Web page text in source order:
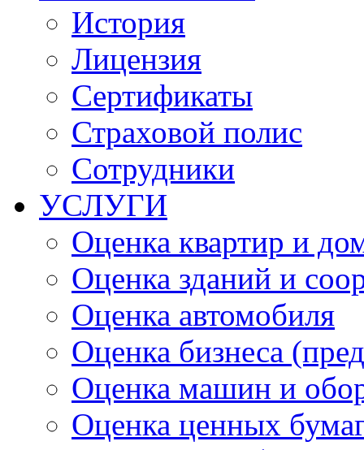
История
Лицензия
Сертификаты
Страховой полис
Сотрудники
УСЛУГИ
Оценка квартир и
Оценка зданий и
Оценка автомобиля
Оценка бизнеса
Оценка машин и
Оценка ценных